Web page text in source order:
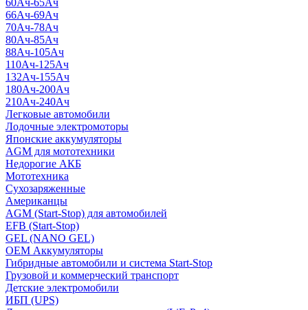
60Ач-65Ач
66Ач-69Ач
70Ач-78Ач
80Ач-85Ач
88Ач-105Ач
110Ач-125Ач
132Ач-155Ач
180Ач-200Ач
210Ач-240Ач
Легковые автомобили
Лодочные электромоторы
Японские аккумуляторы
AGM для мототехники
Недорогие АКБ
Мототехника
Сухозаряженные
Американцы
AGM (Start-Stop) для автомобилей
EFB (Start-Stop)
GEL (NANO GEL)
OEM Аккумуляторы
Гибридные автомобили и система Start-Stop
Грузовой и коммерческий транспорт
Детские электромобили
ИБП (UPS)